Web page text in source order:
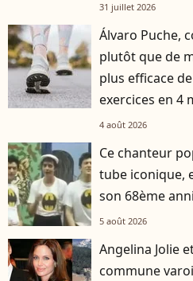
31 juillet 2026
Álvaro Puche,
plutôt que de
plus efficace
exercices en 4
4 août 2026
Ce chanteur
tube iconique,
son 68ème
5 août 2026
Angelina Jolie
commune